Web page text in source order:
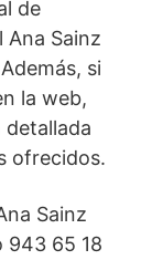
de
Ana Sainz
si
la web,
ofrecidos.
Sainz
943 65 18